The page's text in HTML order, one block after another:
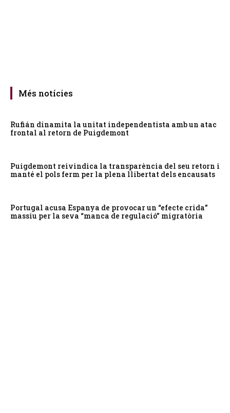
Més notícies
Rufián dinamita la unitat independentista amb un atac
frontal al retorn de Puigdemont
Puigdemont reivindica la transparència del seu retorn i
manté el pols ferm per la plena llibertat dels encausats
Portugal acusa Espanya de provocar un “efecte crida”
massiu per la seva “manca de regulació” migratòria